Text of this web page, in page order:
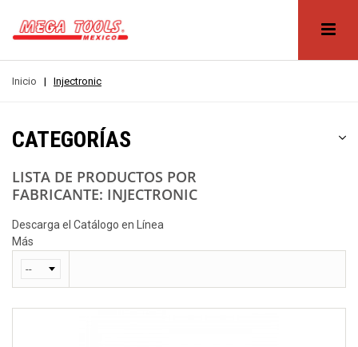
Inicio | Injectronic
CATEGORÍAS
LISTA DE PRODUCTOS POR
FABRICANTE: INJECTRONIC
Descarga el Catálogo en Línea
Más